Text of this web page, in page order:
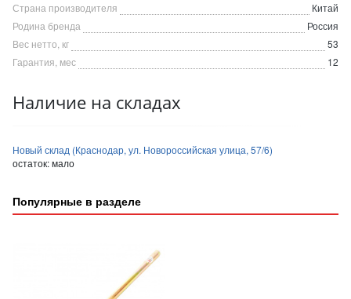
Страна производителя
Китай
Родина бренда
Россия
Вес нетто, кг
53
Гарантия, мес
12
Наличие на складах
Новый склад (Краснодар, ул. Новороссийская улица, 57/6)
остаток:мало
Популярные в разделе